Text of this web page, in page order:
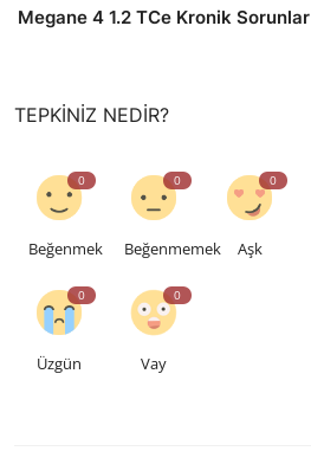
Megane 4 1.2 TCe Kronik Sorunlar
TEPKINIZ NEDIR?
0
Beğenmek
0
Beğenmemek
0
Aşk
0
Üzgün
0
Vay